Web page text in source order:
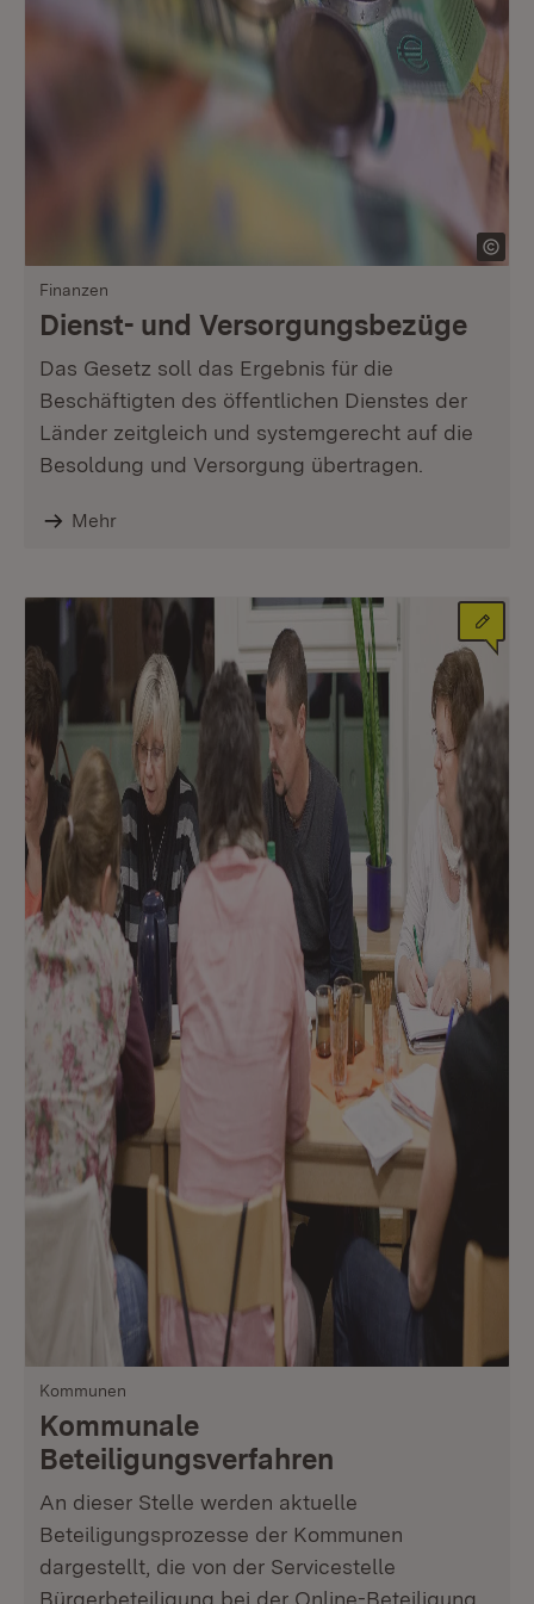
Finanzen
Dienst- und Versorgungsbezüge
Das Gesetz soll das Ergebnis für die
Beschäftigten des öffentlichen Dienstes der
Länder zeitgleich und systemgerecht auf die
Besoldung und Versorgung übertragen.
Mehr
Kommunen
Kommunale
Beteiligungsverfahren
An dieser Stelle werden aktuelle
Beteiligungsprozesse der Kommunen
dargestellt, die von der Servicestelle
Bürgerbeteiligung bei der Online-Beteiligung